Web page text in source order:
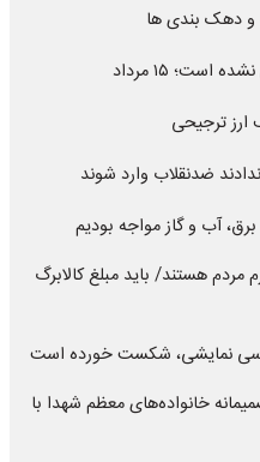
و دهک بندی ها
۱۵ مرداد
ترجیحی
ضدنقلاب وارد شوند
آب و گاز مواجه بودیم
هستند/ باید مبلغ کالابرگ
نمایشی، شکست خورده است
خانواده‌های معظم شهدا با